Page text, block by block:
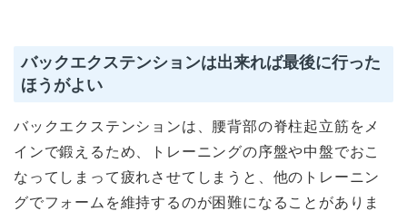
バックエクステンションは出来れば最後に行った
ほうがよい
バックエクステンションは、腰背部の脊柱起立筋をメ
インで鍛えるため、トレーニングの序盤や中盤でおこ
なってしまって疲れさせてしまうと、他のトレーニン
グでフォームを維持するのが困難になることがありま